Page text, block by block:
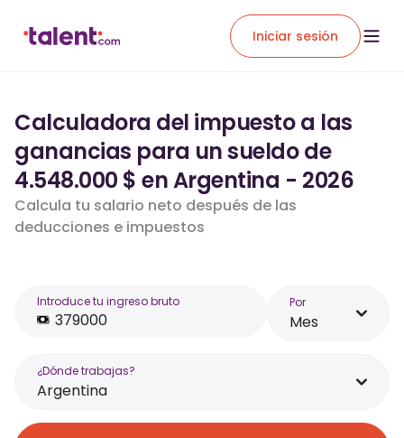
Iniciar sesión
Calculadora del impuesto a las
ganancias para un sueldo de
4.548.000 $ en Argentina - 2026
Calcula tu salario neto después de las
deducciones e impuestos
Introduce tu ingreso bruto Por
Mes
¿Dónde trabajas?
Argentina